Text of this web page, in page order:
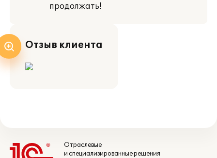
продолжать!
Отзыв клиента
Отраслевые
и специализированные решения